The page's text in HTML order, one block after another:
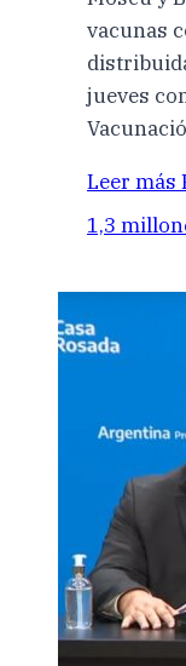
vacunas
jueves
Leer más
1,3